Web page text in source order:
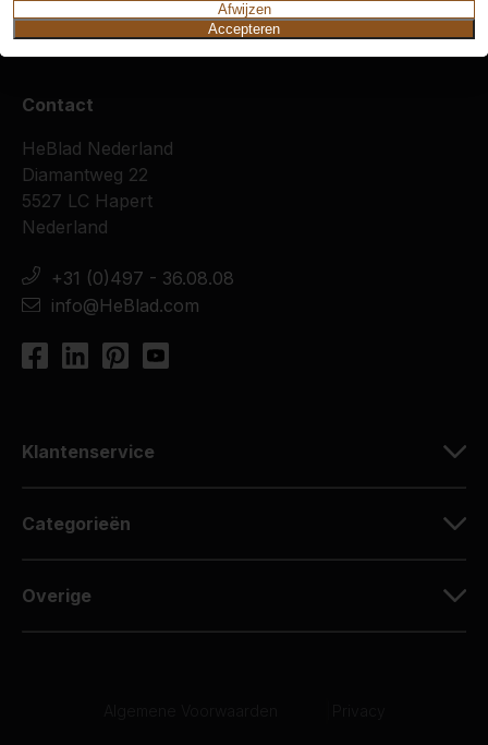
Afwijzen
Accepteren
Contact
HeBlad Nederland
Diamantweg 22
5527 LC Hapert
Nederland
+31 (0)497 - 36.08.08
info@HeBlad.com
Klantenservice
Categorieën
Overige